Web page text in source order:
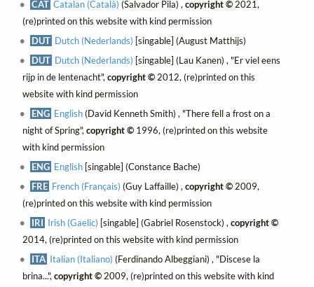
CAT Catalan (Català) (Salvador Pila) ,copyright © 2021,
(re)printed on this website with kind permission
DUT Dutch (Nederlands) [singable] (August Matthijs)
DUT Dutch (Nederlands) [singable] (Lau Kanen) , "Er viel eens
rijp in de lentenacht", copyright ©2012, (re)printed on this
website with kind permission
ENG English(David Kenneth Smith) , "There fell a frost on a
night of Spring", copyright ©1996, (re)printed on this website
with kind permission
ENG English [singable] (Constance Bache)
FRE French (Français) (Guy Laffaille) ,copyright © 2009,
(re)printed on this website with kind permission
IRI Irish (Gaelic) [singable] (Gabriel Rosenstock) ,copyright ©
2014, (re)printed on this website with kind permission
ITA Italian (Italiano) (Ferdinando Albeggiani) , "Discese la
brina...", copyright ©2009, (re)printed on this website with kind